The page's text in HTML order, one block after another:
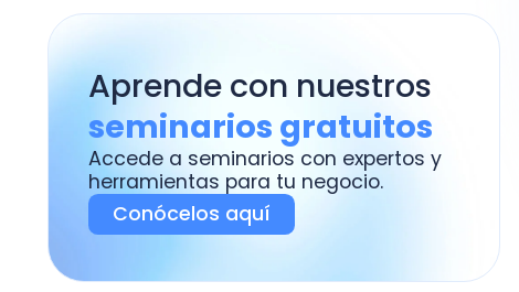
Conócelos aquí
Cotiza los software
Nubox ideal para tu
PYME o estudio contable
Factura y Admnistración,
Contabilidad, Remuneraciones y